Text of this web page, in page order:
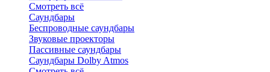
Смотреть всё
Саундбары
Беспроводные саундбары
Звуковые проекторы
Пассивные саундбары
Саундбары Dolby Atmos